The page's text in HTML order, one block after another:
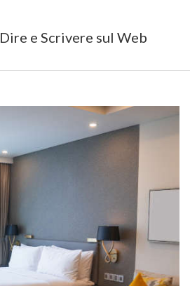
Dire e Scrivere sul Web